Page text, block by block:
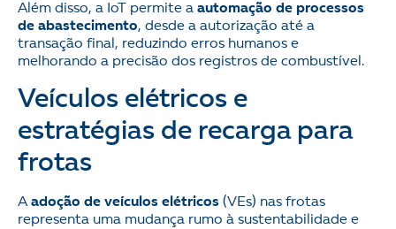
Além disso, a IoT permite a automação de processos
de abastecimento, desde a autorização até a
transação final, reduzindo erros humanos e
melhorando a precisão dos registros de combustível.
Veículos elétricos e
estratégias de recarga para
frotas
Aadoção de veículos elétricos (VEs) nas frotas
representa uma mudança rumo à sustentabilidade e